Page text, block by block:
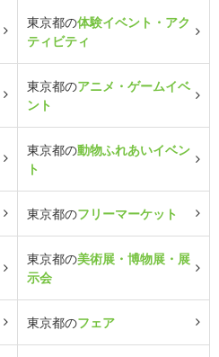
東京都の体験イベント・アク
ティビティ
東京都のアニメ・ゲームイベ
ント
東京都の動物ふれあいイベン
ト
東京都のフリーマーケット
東京都の美術展・博物展・展
示会
東京都のフェア